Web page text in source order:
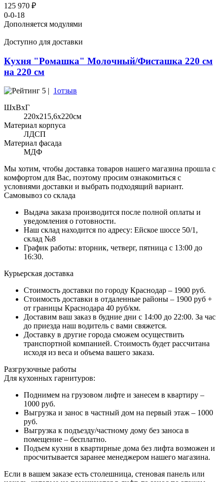
125 970 ₽
0-0-18
Дополняется модулями
Доступно для доставки
Кухня "Ромашка" Молочный/Фисташка 220 см
на 220 см
5 | 1отзыв
ШхВхГ
220x215,6х220см
Материал корпуса
ЛДСП
Материал фасада
МДФ
Мы хотим, чтобы доставка товаров нашего магазина прошла с
комфортом для Вас, поэтому просим ознакомиться с
условиями доставки и выбрать подходящий вариант.
Самовывоз со склада
Выдача заказа производится после полной оплаты и
уведомления о готовности.
Наш склад находится по адресу: Ейское шоссе 50/1,
склад №8
График работы: вторник, четверг, пятница с 13:00 до
16:30.
Курьерская доставка
Стоимость доставки по городу Краснодар – 1900 руб.
Стоимость доставки в отдаленные районы – 1900 руб +
от границы Краснодара 40 руб/км.
Доставим ваш заказ в будние дни с 14:00 до 22:00. За час
до приезда наш водитель с вами свяжется.
Доставку в другие города сможем осуществить
транспортной компанией. Стоимость будет рассчитана
исходя из веса и объема вашего заказа.
Разгрузочные работы
Для кухонных гарнитуров:
Поднимем на грузовом лифте и занесем в квартиру –
1000 руб.
Выгрузка и занос в частный дом на первый этаж – 1000
руб.
Выгрузка к подъезду/частному дому без заноса в
помещение – бесплатно.
Подъем кухни в квартирные дома без лифта возможен и
просчитывается заранее менеджером нашего магазина.
Если в вашем заказе есть столешница, стеновая панель или